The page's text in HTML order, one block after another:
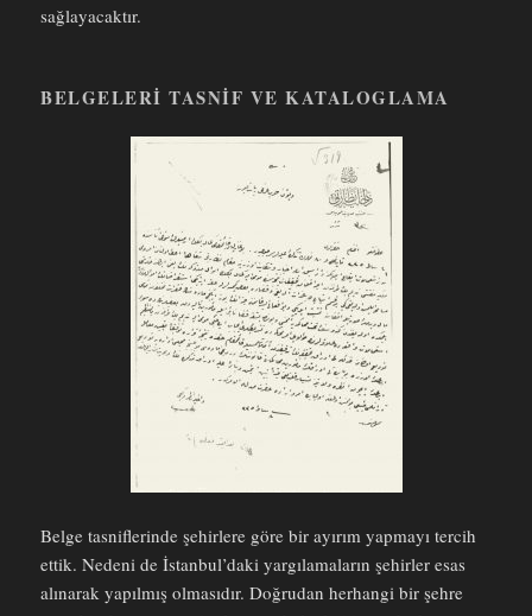
sağlayacaktır.
BELGELERI TASNIF VE KATALOGLAMA
Belge tasniflerinde şehirlere göre bir ayırım yapmayı tercih
ettik. Nedeni de İstanbul’daki yargılamaların şehirler esas
alınarak yapılmış olmasıdır. Doğrudan herhangi bir şehre